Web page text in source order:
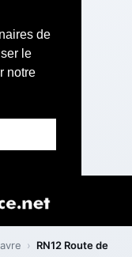
de
le
notre
› RN12 Route de